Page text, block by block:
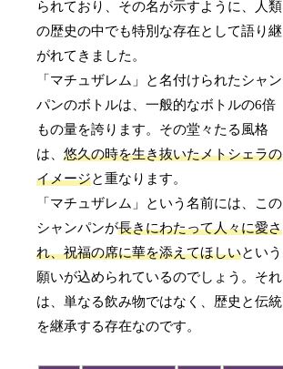
られており、その名が示すように、人類
の歴史の中でも特別な存在として語り継
がれてきました。
「マチュザレム」と名付けられたシャン
パンのボトルは、一般的なボトルの6倍
もの量を誇ります。その堂々たる風格
は、悠久の時を生き抜いたメトシェラの
イメージと重なります。
「マチュザレム」という名前には、この
シャンパンが長きにわたって人々に愛さ
れ、祝福の席に華を添えてほしいという
願いが込められているのでしょう。それ
は、単なる飲み物ではなく、歴史と伝統
を継承する存在なのです。